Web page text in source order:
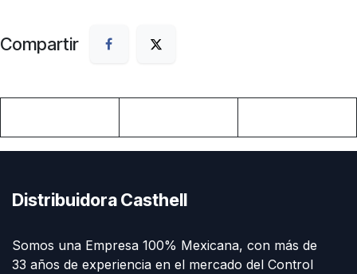
Compartir
Distribuidora Casthell
Somos una Empresa 100% Mexicana, con más de
33 años de experiencia en el mercado del Control